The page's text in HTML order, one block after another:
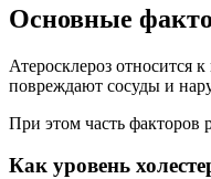
Основные
Атеросклероз относится
повреждают сосуды и
При этом часть факторов
Как уровень